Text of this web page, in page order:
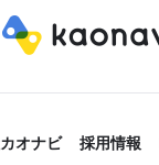
オナビ 採用情報